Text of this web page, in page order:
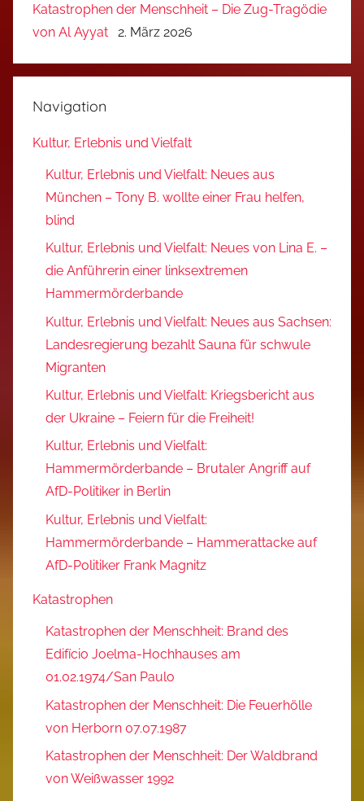
Katastrophen der Menschheit – Die Zug-Tragödie
von Al Ayyat
2. März 2026
Navigation
Kultur, Erlebnis und Vielfalt
Kultur, Erlebnis und Vielfalt: Neues aus
München – Tony B. wollte einer Frau helfen,
blind
Kultur, Erlebnis und Vielfalt: Neues von Lina E. –
die Anführerin einer linksextremen
Hammermörderbande
Kultur, Erlebnis und Vielfalt: Neues aus Sachsen:
Landesregierung bezahlt Sauna für schwule
Migranten
Kultur, Erlebnis und Vielfalt: Kriegsbericht aus
der Ukraine – Feiern für die Freiheit!
Kultur, Erlebnis und Vielfalt:
Hammermörderbande – Brutaler Angriff auf
AfD-Politiker in Berlin
Kultur, Erlebnis und Vielfalt:
Hammermörderbande – Hammerattacke auf
AfD-Politiker Frank Magnitz
Katastrophen
Katastrophen der Menschheit: Brand des
Edifício Joelma-Hochhauses am
01.02.1974/San Paulo
Katastrophen der Menschheit: Die Feuerhölle
von Herborn 07.07.1987
Katastrophen der Menschheit: Der Waldbrand
von Weißwasser 1992